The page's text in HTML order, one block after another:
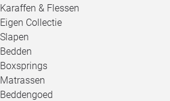
Karaffen & Flessen
Eigen Collectie
Slapen
Bedden
Boxsprings
Matrassen
Beddengoed